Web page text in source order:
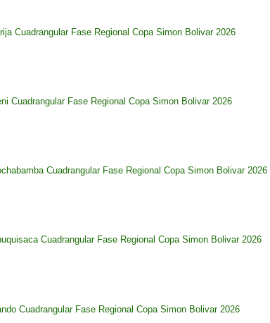
Cuadrangular Fase Regional Copa Simon Bolivar 2026
Cuadrangular Fase Regional Copa Simon Bolivar 2026
Cuadrangular Fase Regional Copa Simon Bolivar 2026
Cuadrangular Fase Regional Copa Simon Bolivar 2026
Cuadrangular Fase Regional Copa Simon Bolivar 2026